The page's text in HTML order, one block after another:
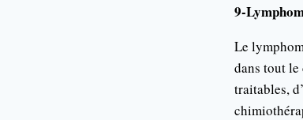
9-
Le
dans tout
traitables,